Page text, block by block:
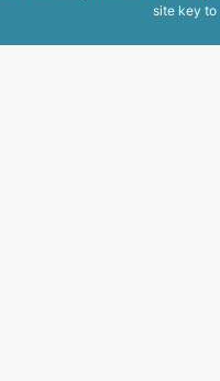
site key to